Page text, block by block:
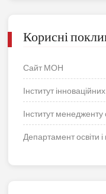
Корисні
Сайт МОН
Інститут
Інститут менедженту
Департамент освіти і